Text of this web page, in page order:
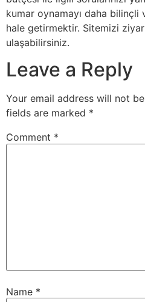
kumar oynamayı daha
hale getirmektir. Sitemizi
ulaşabilirsiniz.
Leave a Reply
Your email address will not
fields are marked *
Comment *
Name *